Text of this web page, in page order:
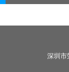
深圳市